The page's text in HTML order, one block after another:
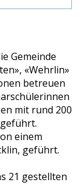
Gemeinde
«Wehrlin»
betreuen
mit rund 200
einem
geführt.
21 gestellten